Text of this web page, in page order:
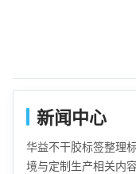
新闻中心
华益不干胶标签整理
境与定制生产相关内